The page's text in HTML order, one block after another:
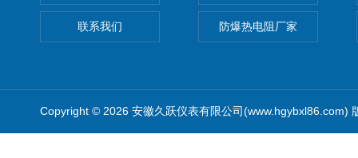
联系我们 防爆热电阻厂家
Copyright © 2026 安徽久跃仪表有限公司(www.hgybxl86.com)